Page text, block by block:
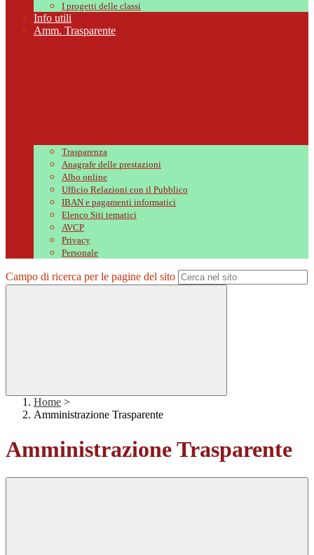
I progetti delle classi
Info utili
Amm. Trasparente
Trasparenza
Anagrafe delle prestazioni
Albo online
Ufficio Relazioni con il Pubblico
IBAN e pagamenti informatici
Elenco Siti tematici
AVCP
Privacy
Personale
Campo di ricerca per le pagine del sito
Home >
Amministrazione Trasparente
Amministrazione Trasparente